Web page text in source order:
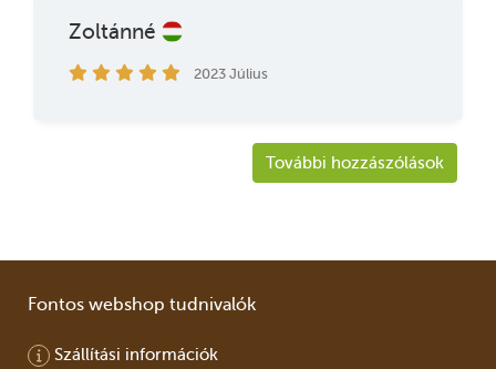
Zoltánné
2023 Július
További hozzászólások
Fontos webshop tudnivalók
Szállítási információk